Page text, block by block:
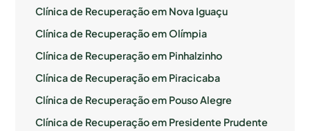
Clínica de Recuperação em Nova Iguaçu
Clínica de Recuperação em Olímpia
Clínica de Recuperação em Pinhalzinho
Clínica de Recuperação em Piracicaba
Clínica de Recuperação em Pouso Alegre
Clínica de Recuperação em Presidente Prudente